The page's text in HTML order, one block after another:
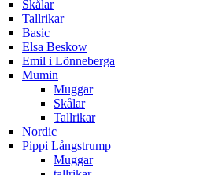
Skålar
Tallrikar
Basic
Elsa Beskow
Emil i Lönneberga
Mumin
Muggar
Skålar
Tallrikar
Nordic
Pippi Långstrump
Muggar